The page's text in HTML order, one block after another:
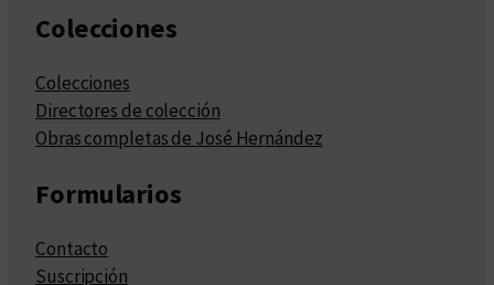
Colecciones
Colecciones
Directores de colección
Obras completas de José Hernández
Formularios
Contacto
Suscripción